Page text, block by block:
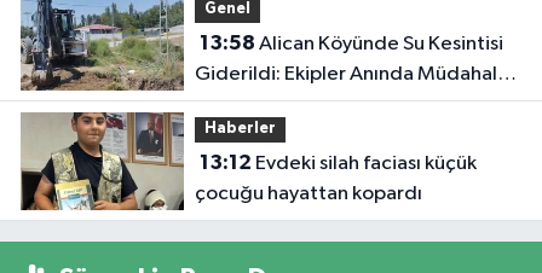
Genel
13:58
Giderildi: Ekipler Anında Müdahale
Etti
Haberler
13:12
çocuğu hayattan kopardı